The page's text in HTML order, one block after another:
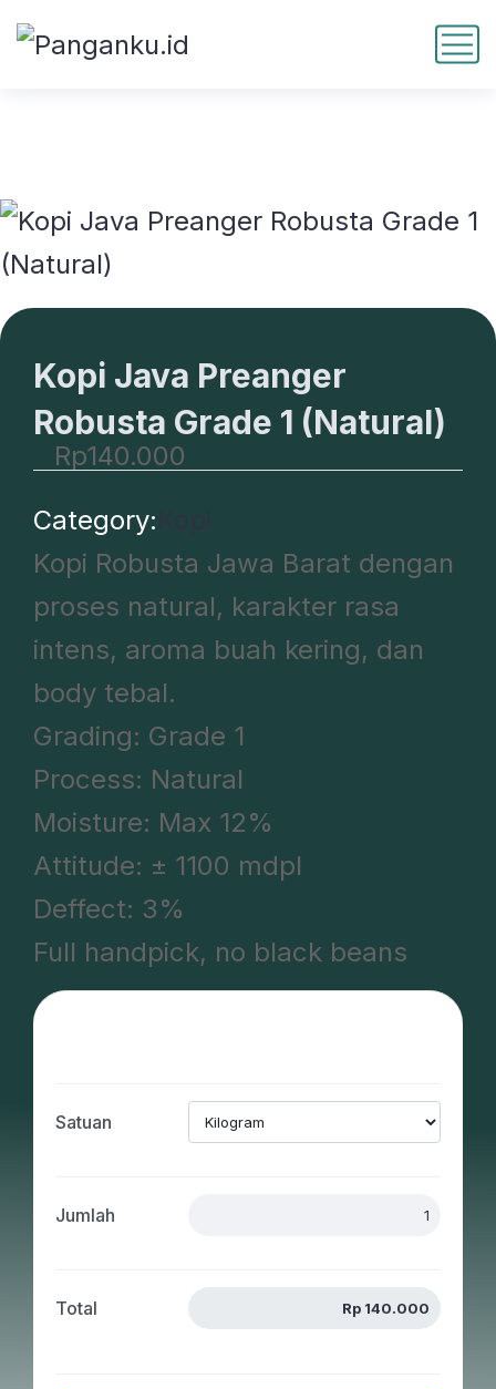
Kopi Java Preanger
Robusta Grade 1 (Natural)
Rp140.000
Category:
Kopi Robusta Jawa Barat dengan
proses natural, karakter rasa
intens, aroma buah kering, dan
body tebal.
Grading: Grade 1
Process: Natural
Moisture: Max 12%
Attitude: ± 1100 mdpl
Deffect: 3%
Full handpick, no black beans
Satuan
Jumlah
Total